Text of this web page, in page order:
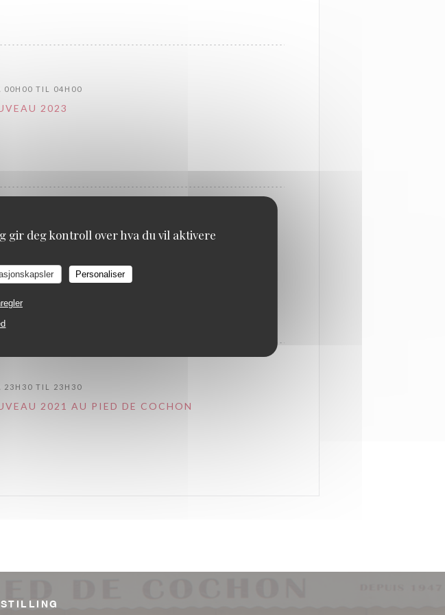
gir deg kontroll over hva du vil aktivere
Personaliser
00H00 TIL 04H00
2023
TIL 04H00
23H30 TIL 23H30
2021 AU PIED DE COCHON